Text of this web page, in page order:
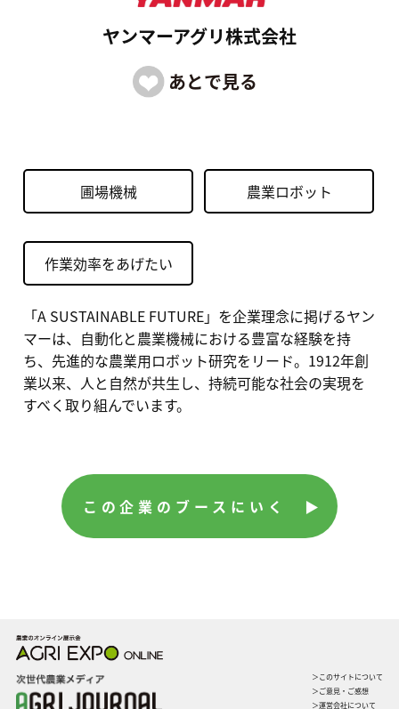
ヤンマーアグリ株式会社
圃場機械 農業ロボット
作業効率をあげたい
「A SUSTAINABLE FUTURE」を企業理念に掲げるヤン
マーは、自動化と農業機械における豊富な経験を持
ち、先進的な農業用ロボット研究をリード。1912年創
業以来、人と自然が共生し、持続可能な社会の実現を
すべく取り組んでいます。
この企業のブースにいく ▶︎
＞このサイトについて
＞ご意見・ご感想
＞運営会社について